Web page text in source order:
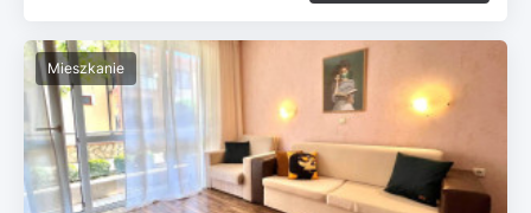
Mieszkanie